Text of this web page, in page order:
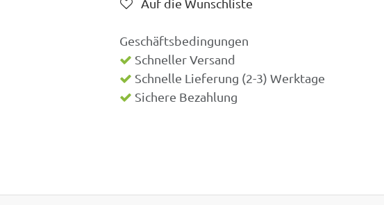
Auf die Wunschliste
Geschäftsbedingungen
Schneller Versand
Schnelle Lieferung (2-3) Werktage
Sichere Bezahlung